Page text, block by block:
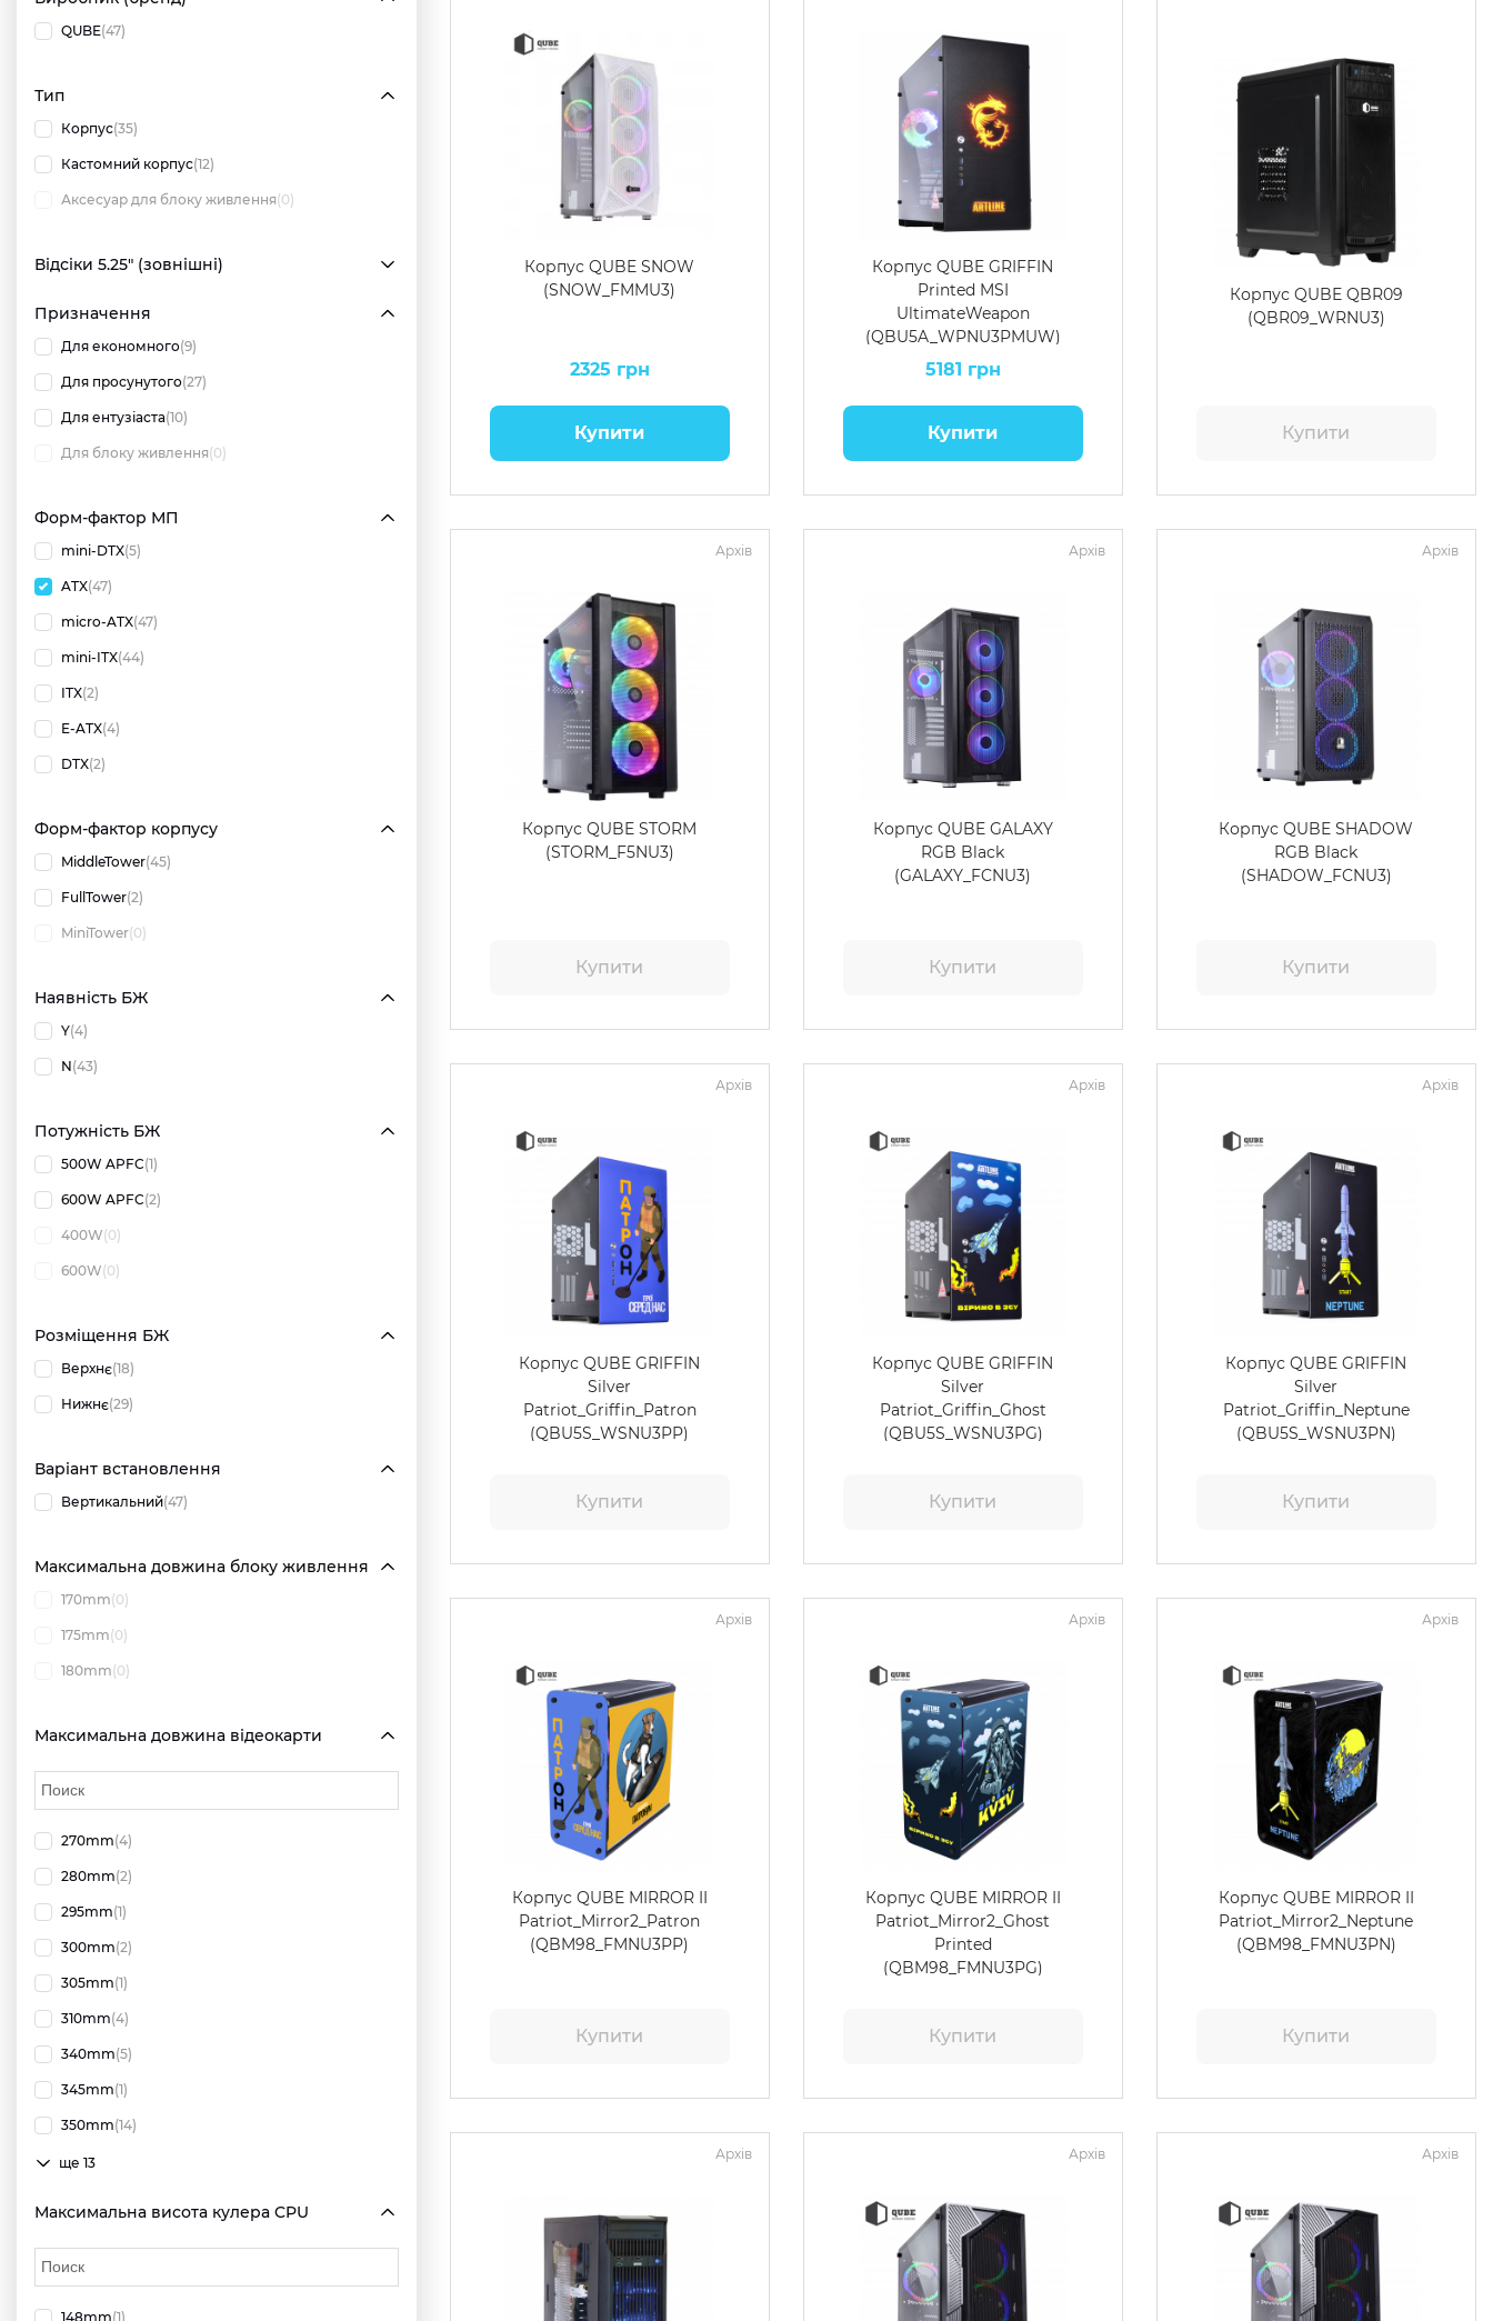
QUBE(47)
Тип
Корпус(35)
Кастомний корпус(12)
Аксесуар для блоку живлення(0)
Відсіки 5.25" (зовнішні)
Призначення
Для економного(9)
Для просунутого(27)
Для ентузіаста(10)
Для блоку живлення(0)
Форм-фактор МП
mini-DTX(5)
ATX(47)
micro-ATX(47)
mini-ITX(44)
ITX(2)
E-ATX(4)
DTX(2)
Форм-фактор корпусу
MiddleTower(45)
FullTower(2)
MiniTower(0)
Наявність БЖ
Y(4)
N(43)
Потужність БЖ
500W APFC(1)
600W APFC(2)
400W(0)
600W(0)
Розміщення БЖ
Верхнє(18)
Нижнє(29)
Варіант встановлення
Вертикальний(47)
Максимальна довжина блоку живлення
170mm(0)
175mm(0)
180mm(0)
Максимальна довжина відеокарти
270mm(4)
280mm(2)
295mm(1)
300mm(2)
305mm(1)
310mm(4)
340mm(5)
345mm(1)
350mm(14)
ще 13
Максимальна висота кулера CPU
148mm(1)
Корпус QUBE SNOW
(SNOW_FMMU3)
2325 грн
Купити
Корпус QUBE GRIFFIN
Printed MSI
UltimateWeapon
(QBU5A_WPNU3PMUW)
5181 грн
Купити
Корпус QUBE QBR09
(QBR09_WRNU3)
Купити
Архів
Корпус QUBE STORM
(STORM_F5NU3)
Купити
Архів
Корпус QUBE GALAXY
RGB Black
(GALAXY_FCNU3)
Купити
Архів
Корпус QUBE SHADOW
RGB Black
(SHADOW_FCNU3)
Купити
Архів
Корпус QUBE GRIFFIN
Silver
Patriot_Griffin_Patron
(QBU5S_WSNU3PP)
Купити
Архів
Корпус QUBE GRIFFIN
Silver
Patriot_Griffin_Ghost
(QBU5S_WSNU3PG)
Купити
Архів
Корпус QUBE GRIFFIN
Silver
Patriot_Griffin_Neptune
(QBU5S_WSNU3PN)
Купити
Архів
Корпус QUBE MIRROR II
Patriot_Mirror2_Patron
(QBM98_FMNU3PP)
Купити
Архів
Корпус QUBE MIRROR II
Patriot_Mirror2_Ghost
Printed
(QBM98_FMNU3PG)
Купити
Архів
Корпус QUBE MIRROR II
Patriot_Mirror2_Neptune
(QBM98_FMNU3PN)
Купити
Архів Архів Архів